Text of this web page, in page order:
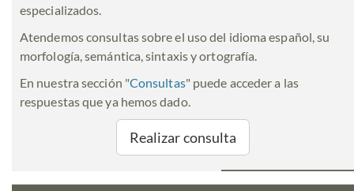
especializados.
Atendemos consultas sobre el uso del idioma español, su
morfología, semántica, sintaxis y ortografía.
En nuestra sección "Consultas" puede acceder a las
respuestas que ya hemos dado.
Realizar consulta